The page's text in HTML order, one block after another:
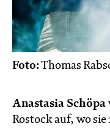
Foto:Thomas
Anastasia Schöpa
Rostock auf, wo